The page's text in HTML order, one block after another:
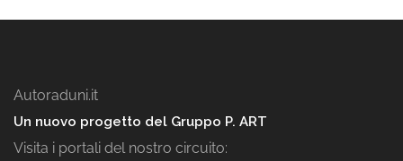
Autoraduni.it
Un nuovo progetto del Gruppo P. ART
Visita i portali del nostro circuito: